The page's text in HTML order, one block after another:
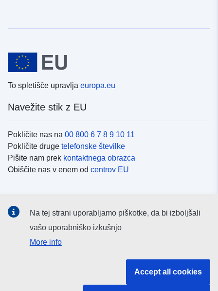
To spletišče upravlja europa.eu
Navežite stik z EU
Pokličite nas na 00 800 6 7 8 9 10 11
Pokličite druge telefonske številke
Pišite nam prek kontaktnega obrazca
Obiščite nas v enem od centrov EU
Iskanje podružbenih medijih EU
Na tej strani uporabljamo piškotke, da bi izboljšali
vašo uporabniško izkušnjo
More info
Accept all cookies